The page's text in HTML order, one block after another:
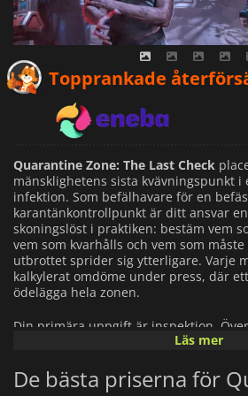
Topprankade
Quarantine Zone: The Last Check
mänsklighetens sista kvävningspunkt i
infektion. Som befälhavare för en
karantänkontrollpunkt är ditt ansvar
skoningslöst i praktiken: bestäm vem
vem som kvarhålls och vem som
utbrottet sprider sig ytterligare. Varje
kalkylerat omdöme under press, där
ödelägga hela zonen.
Din primära uppgift är inspektion.
dokument, berättelser och symtom
verifieringsverktyg måste du identifiera
förfalskade papper, dolda vapen eller
Läs mer
De bästa priserna för